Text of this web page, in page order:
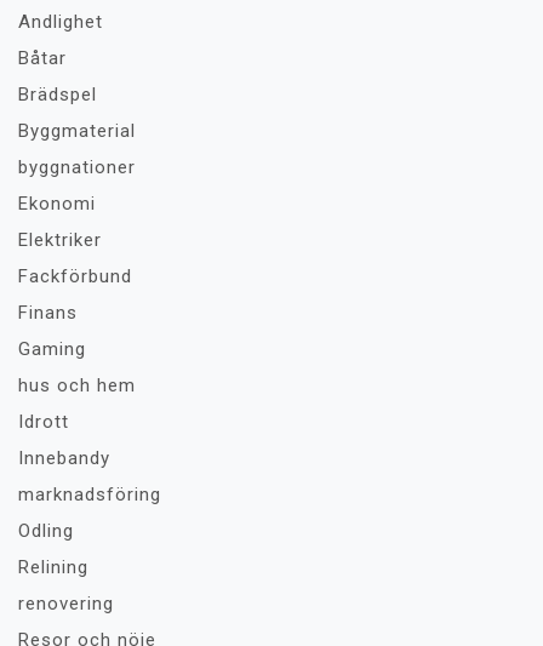
Andlighet
Båtar
Brädspel
Byggmaterial
byggnationer
Ekonomi
Elektriker
Fackförbund
Finans
Gaming
hus och hem
Idrott
Innebandy
marknadsföring
Odling
Relining
renovering
Resor och nöje